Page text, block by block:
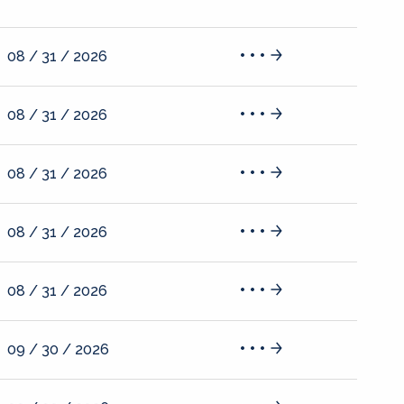
08 / 31 / 2026
08 / 31 / 2026
08 / 31 / 2026
08 / 31 / 2026
08 / 31 / 2026
09 / 30 / 2026